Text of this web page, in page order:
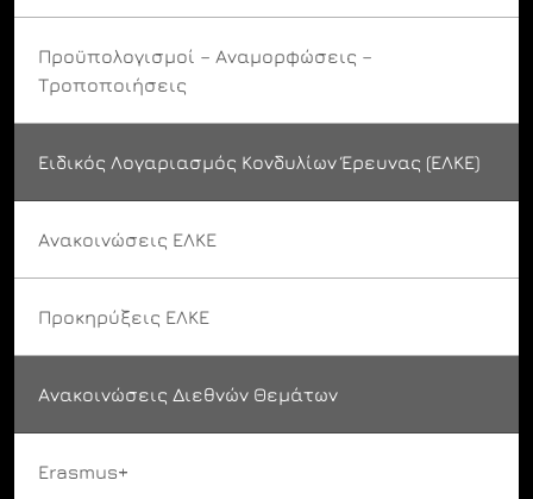
Προϋπολογισμοί – Αναμορφώσεις –
Τροποποιήσεις
Ειδικός Λογαριασμός Κονδυλίων Έρευνας (ΕΛΚΕ)
Ανακοινώσεις ΕΛΚΕ
Προκηρύξεις ΕΛΚΕ
Ανακοινώσεις Διεθνών Θεμάτων
Erasmus+